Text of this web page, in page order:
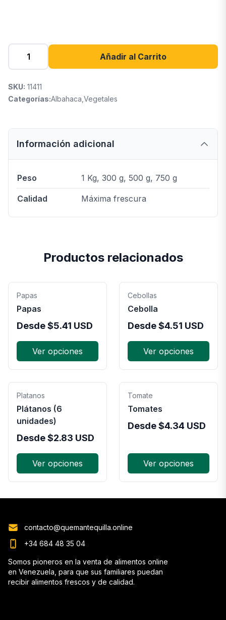
Añadir al Carrito
SKU: 11411
Categorías:Albahaca Vegetales
Información adicional
Peso 1 Kg, 300 g, 500 g, 750 g
Calidad Máxima frescura
Productos relacionados
Papas
Papas
Desde$5.41 USD
Ver opciones
Cebollas
Cebolla
Desde$4.51 USD
Ver opciones
Platanos
Plátanos (6
unidades)
Desde$2.83 USD
Ver opciones
Tomate
Tomates
Desde$4.34 USD
Ver opciones
contacto@quemantequilla.online
+34 684 48 35 04
Somos pioneros en la venta de alimentos online
en Venezuela, para que sus familiares puedan
recibir alimentos frescos y de calidad.